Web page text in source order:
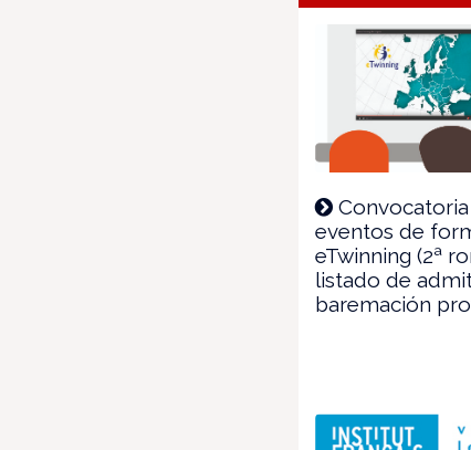
eventos de
eTwinning (2ª
listado de
baremación